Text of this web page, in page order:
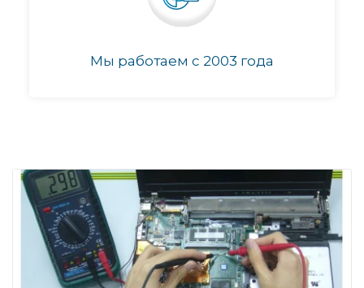
Мы работаем с 2003 года